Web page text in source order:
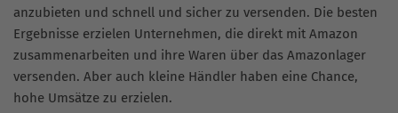
anzubieten und schnell und sicher zu versenden. Die besten
Ergebnisse erzielen Unternehmen, die direkt mit Amazon
zusammenarbeiten und ihre Waren über das Amazonlager
versenden. Aber auch kleine Händler haben eine Chance,
hohe Umsätze zu erzielen.